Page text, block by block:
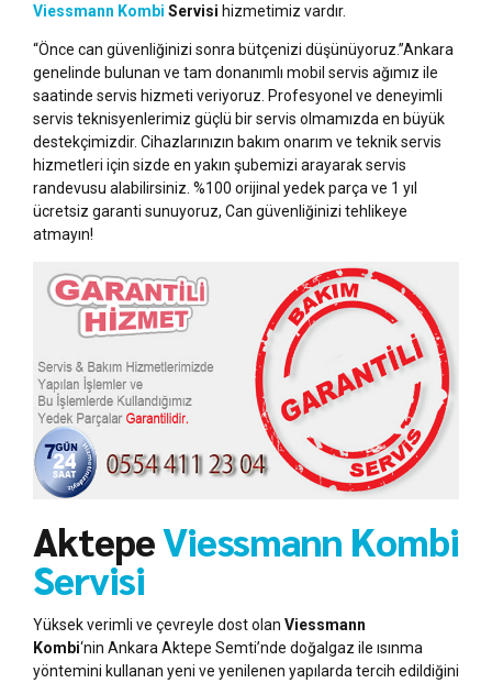
Viessmann Kombi Servisi hizmetimiz vardır.
“Önce can güvenliğinizi sonra bütçenizi düşünüyoruz.”Ankara
genelinde bulunan ve tam donanımlı mobil servis ağımız ile
saatinde servis hizmeti veriyoruz. Profesyonel ve deneyimli
servis teknisyenlerimiz güçlü bir servis olmamızda en büyük
destekçimizdir. Cihazlarınızın bakım onarım ve teknik servis
hizmetleri için sizde en yakın şubemizi arayarak servis
randevusu alabilirsiniz. %100 orijinal yedek parça ve 1 yıl
ücretsiz garanti sunuyoruz, Can güvenliğinizi tehlikeye
atmayın!
AktepeViessmann Kombi
Servisi
Yüksek verimli ve çevreyle dost olan Viessmann
Kombi‘nin Ankara Aktepe Semti’nde doğalgaz ile ısınma
yöntemini kullanan yeni ve yenilenen yapılarda tercih edildiğini